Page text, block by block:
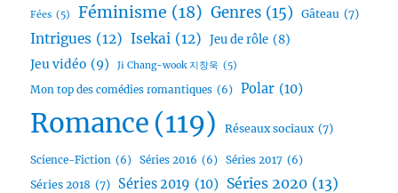
Fées (5) Féminisme (18) Genres (15) Gâteau (7)
Intrigues (12) Isekai (12) Jeu de rôle (8)
Jeu vidéo (9) Ji Chang-wook 지창욱 (5)
Mon top des comédies romantiques (6) Polar (10)
Romance (119) Réseaux sociaux (7)
Science-Fiction (6) Séries 2016 (6) Séries 2017 (6)
Séries 2018 (7) Séries 2019 (10) Séries 2020 (13)